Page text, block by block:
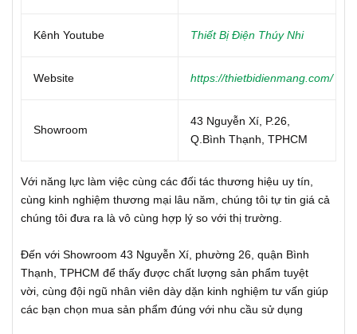
Kênh Youtube Thiết Bị Điện Thúy Nhi
Website https://thietbidienmang.com/
Showroom
43 Nguyễn Xí, P.26,
Q.Bình Thạnh, TPHCM
Với năng lực làm việc cùng các đối tác thương hiệu uy tín,
cùng kinh nghiệm thương mại lâu năm, chúng tôi tự tin giá cả
chúng tôi đưa ra là vô cùng hợp lý so với thị trường.
Đến với Showroom 43 Nguyễn Xí, phường 26, quận Bình
Thạnh, TPHCM để thấy được chất lượng sản phẩm tuyệt
vời, cùng đội ngũ nhân viên dày dặn kinh nghiệm tư vấn giúp
các bạn chọn mua sản phẩm đúng với nhu cầu sử dụng